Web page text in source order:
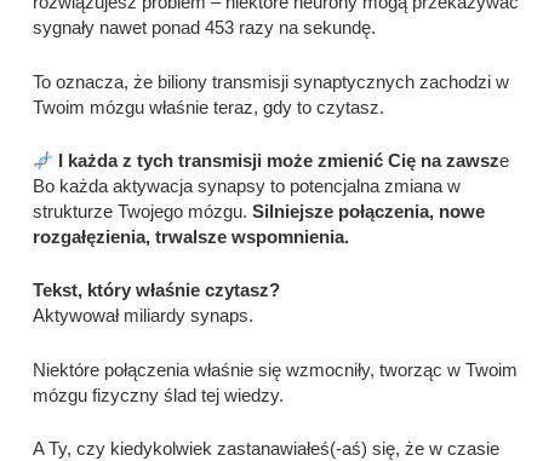
sygnały nawet ponad 453 razy na sekundę.
To oznacza, że biliony transmisji synaptycznych zachodzi w
Twoim mózgu właśnie teraz, gdy to czytasz.
I każda z tych transmisji może zmienić Cię na zawsze
Bo każda aktywacja synapsy to potencjalna zmiana w
strukturze Twojego mózgu.Silniejsze połączenia, nowe
rozgałęzienia, trwalsze wspomnienia.
Tekst, który właśnie czytasz?
Aktywował miliardy synaps.
Niektóre połączenia właśnie się wzmocniły, tworząc w Twoim
mózgu fizyczny ślad tej wiedzy.
A Ty, czy kiedykolwiek zastanawiałeś(-aś) się, że w czasie